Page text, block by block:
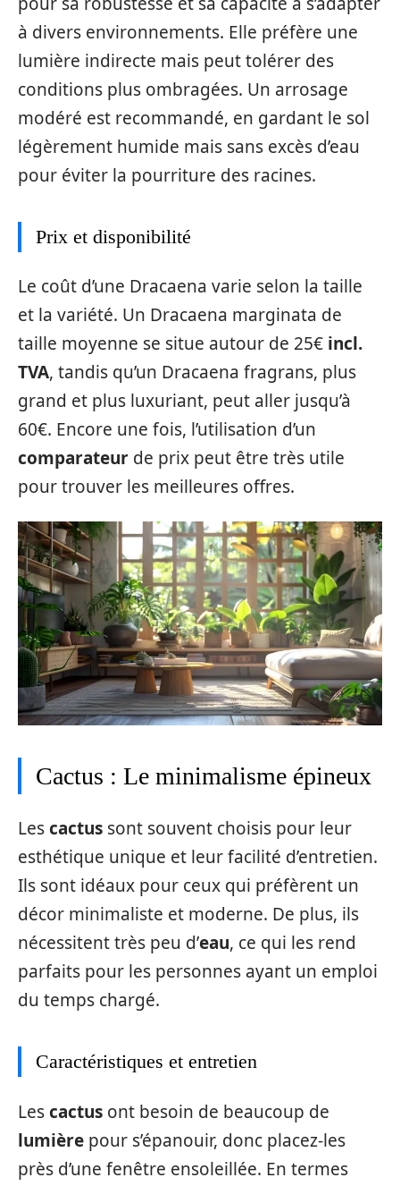
à divers environnements. Elle préfère une
lumière indirecte mais peut tolérer des
conditions plus ombragées. Un arrosage
modéré est recommandé, en gardant le sol
légèrement humide mais sans excès d’eau
pour éviter la pourriture des racines.
Prix et disponibilité
Le coût d’une Dracaena varie selon la taille
et la variété. Un Dracaena marginata de
taille moyenne se situe autour de 25€ incl.
TVA, tandis qu’un Dracaena fragrans, plus
grand et plus luxuriant, peut aller jusqu’à
60€. Encore une fois, l’utilisation d’un
comparateur de prix peut être très utile
pour trouver les meilleures offres.
Cactus : Le minimalisme épineux
Lescactus sont souvent choisis pour leur
esthétique unique et leur facilité d’entretien.
Ils sont idéaux pour ceux qui préfèrent un
décor minimaliste et moderne. De plus, ils
nécessitent très peu d’eau, ce qui les rend
parfaits pour les personnes ayant un emploi
du temps chargé.
Caractéristiques et entretien
Lescactus ont besoin de beaucoup de
lumière pour s’épanouir, donc placez-les
près d’une fenêtre ensoleillée. En termes